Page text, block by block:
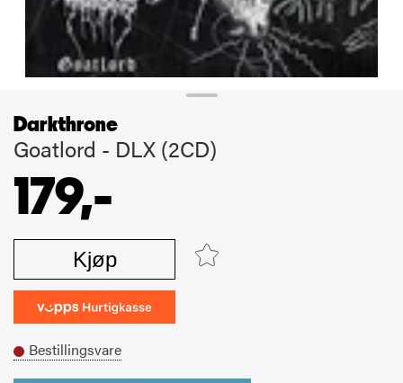
Darkthrone
Goatlord - DLX (2CD)
179,-
Kjøp
Bestillingsvare